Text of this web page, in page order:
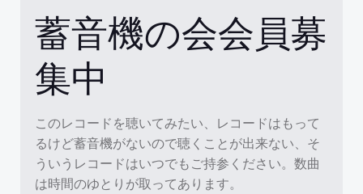
蓄音機の会会員募
集中
このレコードを聴いてみたい、レコードはもって
るけど蓄音機がないので聴くことが出来ない、そ
ういうレコードはいつでもご持参ください。数曲
は時間のゆとりが取ってあります。